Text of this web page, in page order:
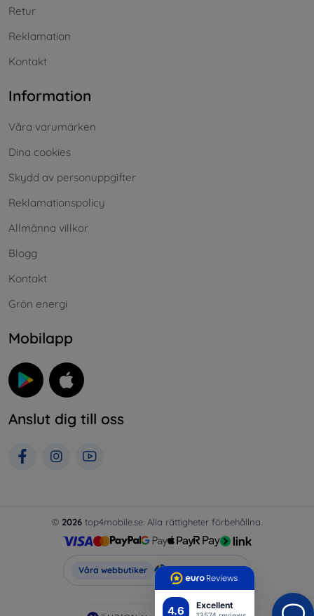
4.6 Excellent
Retur
Reklamation
Kontakt
Information
Våra varumärken
Dina cookies
Skydd av personuppgifter
Reklamationspolicy
Allmänna villkor
Blogg
Kontakt
Grön energi
Mobilapp
Anslut dig till oss
© 2026 top4mobile.se. Alla rättigheter förbehållna.
Våra webbutiker Top4Mobile.se